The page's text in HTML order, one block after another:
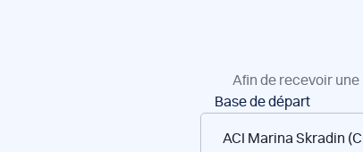
Afin de recevoir
Réservation
bateaux
Base de départ